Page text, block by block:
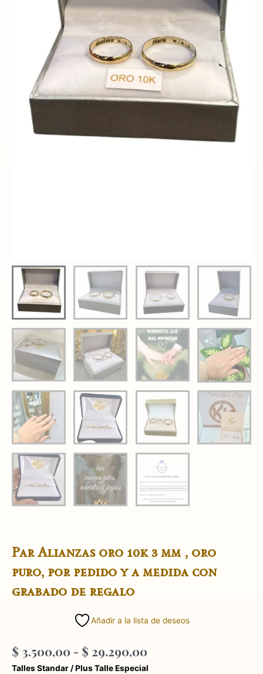
Par Alianzas oro 10k 3 mm , oro
puro, por pedido y a medida con
grabado de regalo
Añadir a la lista de deseos
$ 3.500,00 - $ 29.290,00
de
Talles Standar / Plus Talle Especial
Par